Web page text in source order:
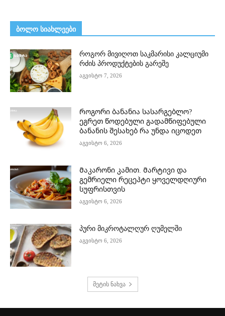
ᲑᲝᲚᲝ ᲡᲘᲐᲮᲚᲔᲔᲑᲘ
როგორ მივიღოთ საკმარისი კალციუმი
რძის პროდუქტების გარეშე
აგვისტო 7, 2026
Როგორი ბანანია სასარგებლო?
ეგრეთ წოდებული გადამწიფებული
ბანანის შესახებ რა უნდა იცოდეთ
აგვისტო 6, 2026
Მაკარონი კამით. Მარტივი და
გემრიელი რეცეპტი ყოველდღიური
სუფრისთვის
აგვისტო 6, 2026
პური მიკროტალღურ ღუმელში
აგვისტო 6, 2026
მეტის ნახვა